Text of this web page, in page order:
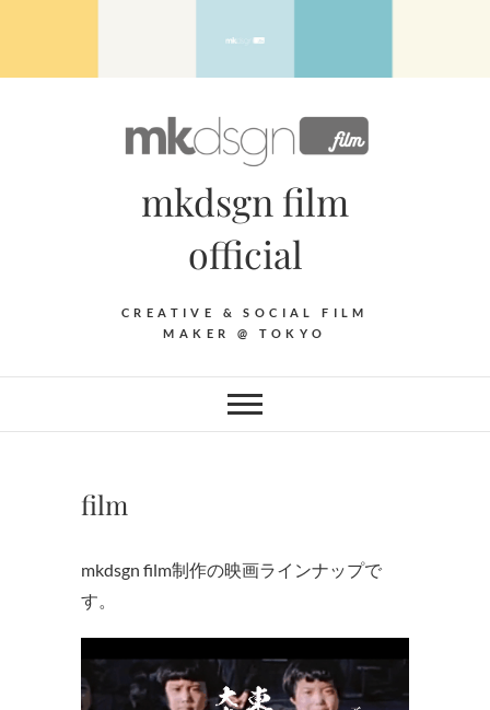
mkdsgn film
official
CREATIVE & SOCIAL FILM
MAKER @ TOKYO
film
mkdsgn film制作の映画ラインナップで
す。